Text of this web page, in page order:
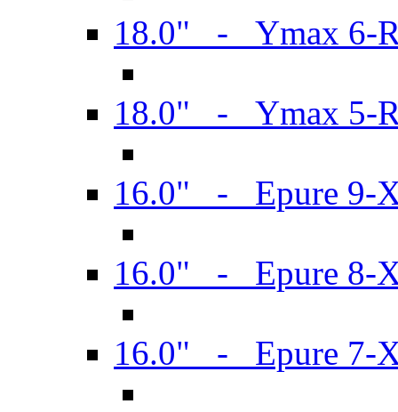
18.0" - Ymax 6-
18.0" - Ymax 5-
16.0" - Epure 9-
16.0" - Epure 8-
16.0" - Epure 7-